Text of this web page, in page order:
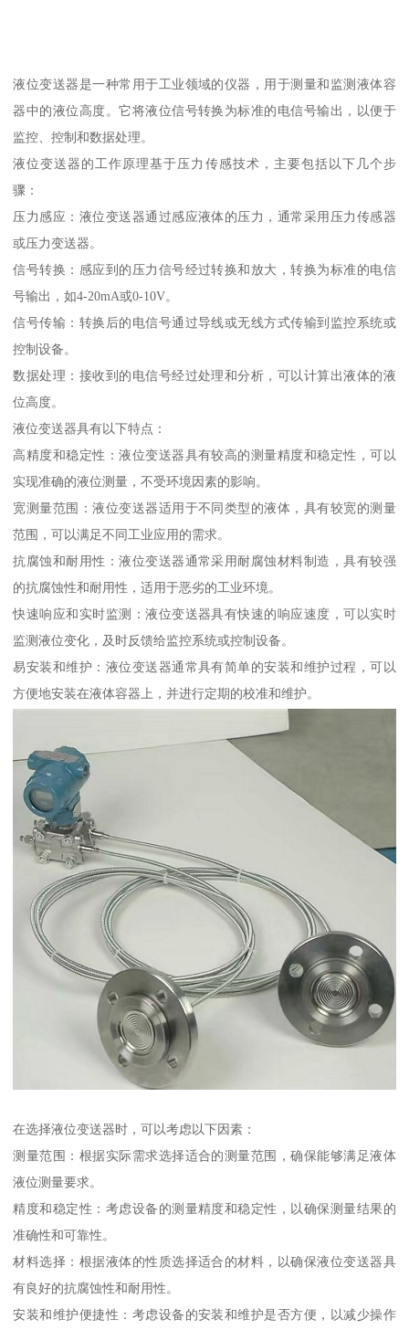
液位变送器是一种常用于工业领域的仪器，用于测量和监测液体容
器中的液位高度。它将液位信号转换为标准的电信号输出，以便于
监控、控制和数据处理。
液位变送器的工作原理基于压力传感技术，主要包括以下几个步
骤：
压力感应：液位变送器通过感应液体的压力，通常采用压力传感器
或压力变送器。
信号转换：感应到的压力信号经过转换和放大，转换为标准的电信
号输出，如4-20mA或0-10V。
信号传输：转换后的电信号通过导线或无线方式传输到监控系统或
控制设备。
数据处理：接收到的电信号经过处理和分析，可以计算出液体的液
位高度。
液位变送器具有以下特点：
高精度和稳定性：液位变送器具有较高的测量精度和稳定性，可以
实现准确的液位测量，不受环境因素的影响。
宽测量范围：液位变送器适用于不同类型的液体，具有较宽的测量
范围，可以满足不同工业应用的需求。
抗腐蚀和耐用性：液位变送器通常采用耐腐蚀材料制造，具有较强
的抗腐蚀性和耐用性，适用于恶劣的工业环境。
快速响应和实时监测：液位变送器具有快速的响应速度，可以实时
监测液位变化，及时反馈给监控系统或控制设备。
易安装和维护：液位变送器通常具有简单的安装和维护过程，可以
方便地安装在液体容器上，并进行定期的校准和维护。
在选择液位变送器时，可以考虑以下因素：
测量范围：根据实际需求选择适合的测量范围，确保能够满足液体
液位测量要求。
精度和稳定性：考虑设备的测量精度和稳定性，以确保测量结果的
准确性和可靠性。
材料选择：根据液体的性质选择适合的材料，以确保液位变送器具
有良好的抗腐蚀性和耐用性。
安装和维护便捷性：考虑设备的安装和维护是否方便，以减少操作